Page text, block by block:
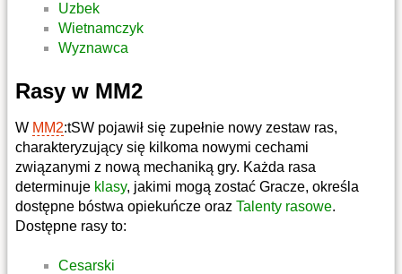
Uzbek
Wietnamczyk
Wyznawca
Rasy w MM2
W MM2:tSW pojawił się zupełnie nowy zestaw ras,
charakteryzujący się kilkoma nowymi cechami
związanymi z nową mechaniką gry. Każda rasa
determinuje klasy, jakimi mogą zostać Gracze, określa
dostępne bóstwa opiekuńcze oraz Talenty rasowe.
Dostępne rasy to:
Cesarski